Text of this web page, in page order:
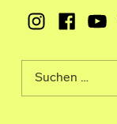
Instagram
Suche nach: